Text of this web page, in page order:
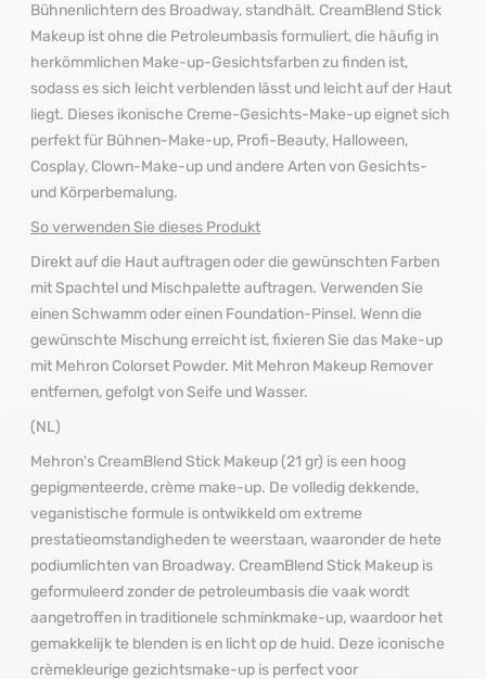
Bühnenlichtern des Broadway, standhält. CreamBlend Stick
Makeup ist ohne die Petroleumbasis formuliert, die häufig in
herkömmlichen Make-up-Gesichtsfarben zu finden ist,
sodass es sich leicht verblenden lässt und leicht auf der Haut
liegt. Dieses ikonische Creme-Gesichts-Make-up eignet sich
perfekt für Bühnen-Make-up, Profi-Beauty, Halloween,
Cosplay, Clown-Make-up und andere Arten von Gesichts-
und Körperbemalung.
So verwenden Sie dieses Produkt
Direkt auf die Haut auftragen oder die gewünschten Farben
mit Spachtel und Mischpalette auftragen. Verwenden Sie
einen Schwamm oder einen Foundation-Pinsel. Wenn die
gewünschte Mischung erreicht ist, fixieren Sie das Make-up
mit Mehron Colorset Powder. Mit Mehron Makeup Remover
entfernen, gefolgt von Seife und Wasser.
(NL)
Mehron's CreamBlend Stick Makeup (21 gr) is een hoog
gepigmenteerde, crème make-up. De volledig dekkende,
veganistische formule is ontwikkeld om extreme
prestatieomstandigheden te weerstaan, waaronder de hete
podiumlichten van Broadway. CreamBlend Stick Makeup is
geformuleerd zonder de petroleumbasis die vaak wordt
aangetroffen in traditionele schminkmake-up, waardoor het
gemakkelijk te blenden is en licht op de huid. Deze iconische
crèmekleurige gezichtsmake-up is perfect voor